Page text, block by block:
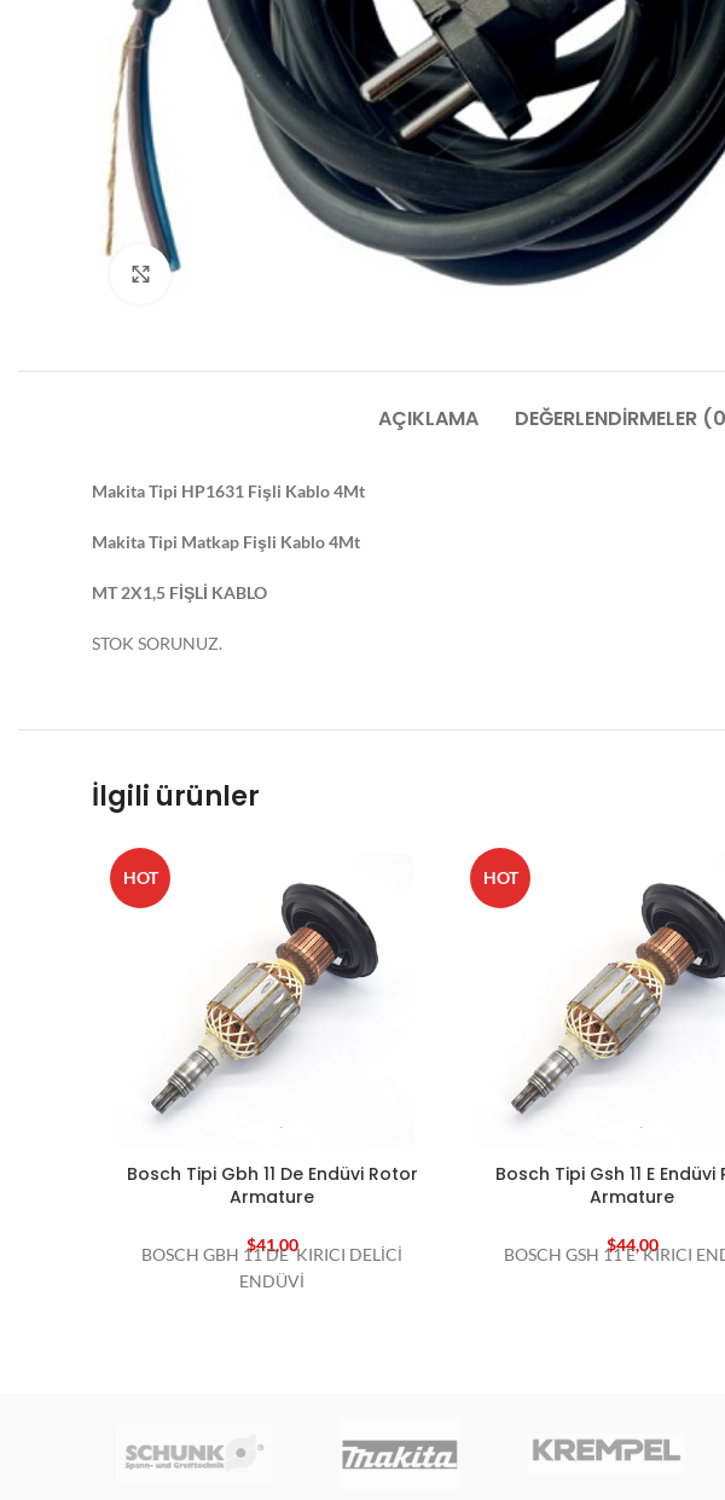
Click to enlarge
AÇIKLAMA DEĞERLENDIRMELER
Makita Tipi HP1631 Fişli Kablo 4Mt
Makita Tipi Matkap Fişli Kablo 4Mt
MT 2X1,5 FİŞLİ KABLO
STOK SORUNUZ.
İlgili ürünler
HOT
Bosch Tipi Gbh 11 De Endüvi Rotor
Armature
$41,00
BOSCH GBH 11 DE KIRICI DELİCİ
ENDÜVİ
HOT
Bosch Tipi Gsh 11 E Endüvi
Armature
$44,00
BOSCH GSH 11 E KIRICI